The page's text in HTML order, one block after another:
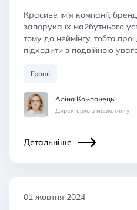
Красиве ім’я компанії,
запорука їх майбутнього
тому до неймінгу, тобто
підходити з подвійною
Гроші
Аліна Компанець
Директорка з маркетингу
Детальніше
01 жовтня 2024